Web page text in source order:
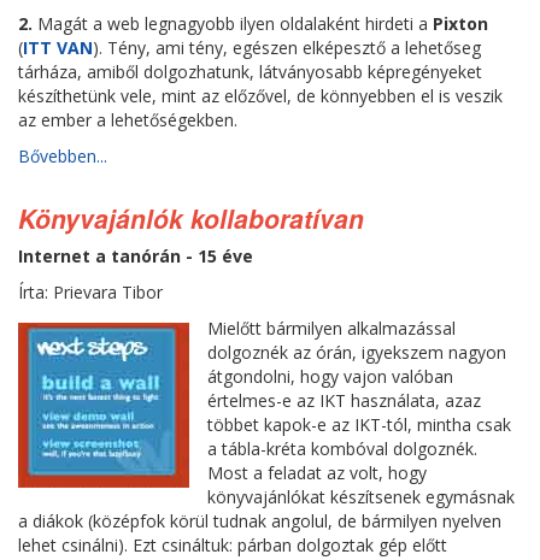
2. Magát a web legnagyobb ilyen oldalaként hirdeti a Pixton
(ITT VAN). Tény, ami tény, egészen elképesztő a lehetőseg
tárháza, amiből dolgozhatunk, látványosabb képregényeket
készíthetünk vele, mint az előzővel, de könnyebben el is veszik
az ember a lehetőségekben.
Bővebben...
Könyvajánlók kollaboratívan
Internet a tanórán - 15 éve
Írta: Prievara Tibor
Mielőtt bármilyen alkalmazással
dolgoznék az órán, igyekszem nagyon
átgondolni, hogy vajon valóban
értelmes-e az IKT használata, azaz
többet kapok-e az IKT-tól, mintha csak
a tábla-kréta kombóval dolgoznék.
Most a feladat az volt, hogy
könyvajánlókat készítsenek egymásnak
a diákok (középfok körül tudnak angolul, de bármilyen nyelven
lehet csinálni). Ezt csináltuk: párban dolgoztak gép előtt